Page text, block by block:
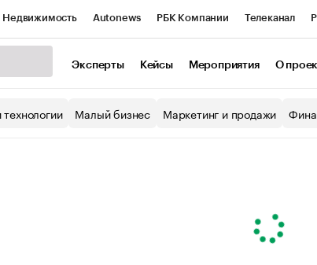
Недвижимость Autonews РБК Компании Телеканал
Экономика Бизнес
Эксперты Кейсы Мероприятия О
технологии Малый бизнес Маркетинг и продажи